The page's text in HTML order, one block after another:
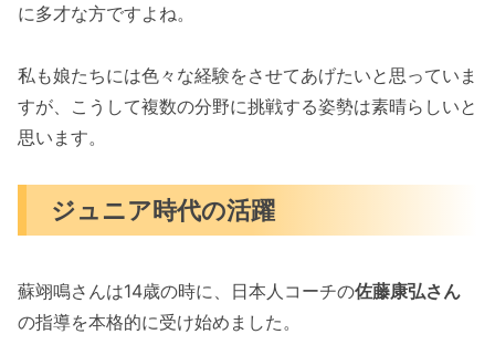
に多才な方ですよね。
私も娘たちには色々な経験をさせてあげたいと思っていま
すが、こうして複数の分野に挑戦する姿勢は素晴らしいと
思います。
ジュニア時代の活躍
蘇翊鳴さんは14歳の時に、日本人コーチの佐藤康弘さん
の指導を本格的に受け始めました。